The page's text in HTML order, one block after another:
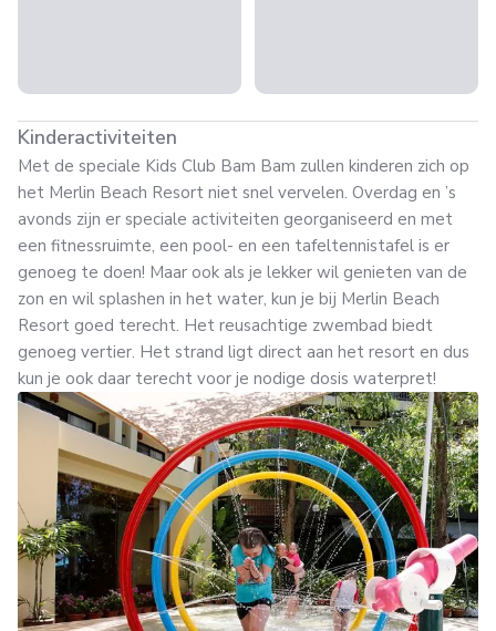
Kinderactiviteiten
Met de speciale Kids Club Bam Bam zullen kinderen zich op
het Merlin Beach Resort niet snel vervelen. Overdag en ’s
avonds zijn er speciale activiteiten georganiseerd en met
een fitnessruimte, een pool- en een tafeltennistafel is er
genoeg te doen! Maar ook als je lekker wil genieten van de
zon en wil splashen in het water, kun je bij Merlin Beach
Resort goed terecht. Het reusachtige zwembad biedt
genoeg vertier. Het strand ligt direct aan het resort en dus
kun je ook daar terecht voor je nodige dosis waterpret!